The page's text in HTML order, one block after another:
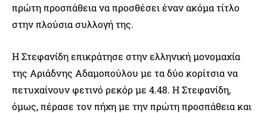
πρώτη προσπάθεια να προσθέσει έναν ακόμα τίτλο
στην πλούσια συλλογή της.
Η Στεφανίδη επικράτησε στην ελληνική μονομαχία
της Αριάδνης Αδαμοπούλου με τα δύο κορίτσια να
πετυχαίνουν φετινό ρεκόρ με 4.48. Η Στεφανίδη,
όμως, πέρασε τον πήχη με την πρώτη προσπάθεια και